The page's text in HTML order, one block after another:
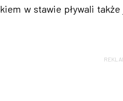
w stawie pływali